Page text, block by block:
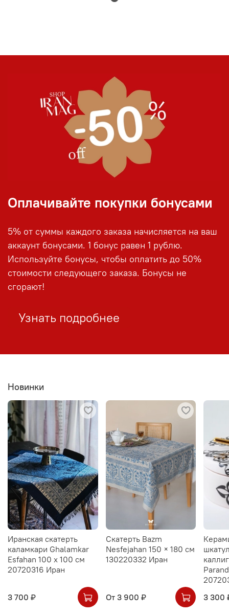
Оплачивайте покупки бонусами
5% от суммы каждого заказа начисляется на ваш
аккаунт бонусами. 1 бонус равен 1 рублю.
Используйте бонусы, чтобы оплатить до 50%
стоимости следующего заказа. Бонусы не
сгорают!
Узнать подробнее
Новинки
Иранская скатерть
каламкари Ghalamkar
Esfahan 100 х 100 см
20720316 Иран
3 700 ₽
Скатерть Bazm
Nesfejahan 150 × 180 см
130220332 Иран
От 3 900 ₽
3 300